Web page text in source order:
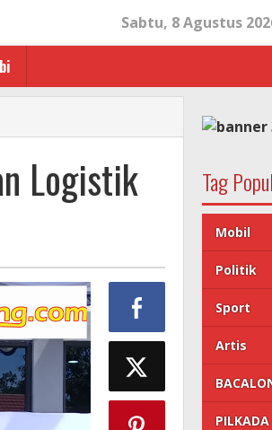
Sabtu, 8 Agustus
Logistik
Tag
Mobil
Politik
Sport
Artis